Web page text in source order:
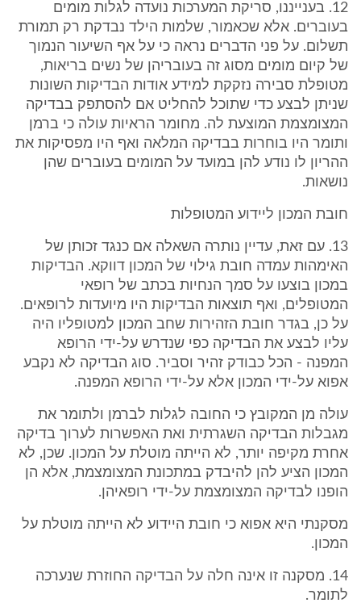
12. בענייננו, סריקת המערכות נועדה לגלות מומים
בעוברים. אלא שכאמור, שלמות הילד נבדקת רק תמורת
תשלום. על פני הדברים נראה כי על אף השיעור הנמוך
של קיום מומים מסוג זה בעובריהן של נשים בריאות,
מטופלת סבירה נזקקת למידע אודות הבדיקות השונות
שניתן לבצע כדי שתוכל להחליט אם להסתפק בבדיקה
המצומצמת המוצעת לה. מחומר הראיות עולה כי ברמן
ותומר היו בוחרות בבדיקה המלאה ואף היו מפסיקות את
ההריון לו נודע להן במועד על המומים בעוברים שהן
נושאות.
חובת המכון ליידוע המטופלות
13. עם זאת, עדיין נותרה השאלה אם כנגד זכותן של
האימהות עמדה חובת גילוי של המכון דווקא. הבדיקות
במכון בוצעו על סמך הנחיות בכתב של רופאי
המטופלים, ואף תוצאות הבדיקות היו מיועדות לרופאים.
על כן, בגדר חובת הזהירות שחב המכון למטופליו היה
עליו לבצע את הבדיקה כפי שנדרש על-ידי הרופא
המפנה - הכל כבודק זהיר וסביר. סוג הבדיקה לא נקבע
אפוא על-ידי המכון אלא על-ידי הרופא המפנה.
עולה מן המקובץ כי החובה לגלות לברמן ולתומר את
מגבלות הבדיקה השגרתית ואת האפשרות לערוך בדיקה
אחרת מקיפה יותר, לא הייתה מוטלת על המכון. שכן, לא
המכון הציע להן להיבדק במתכונת המצומצמת, אלא הן
הופנו לבדיקה המצומצמת על-ידי רופאיהן.
מסקנתי היא אפוא כי חובת היידוע לא הייתה מוטלת על
המכון.
14. מסקנה זו אינה חלה על הבדיקה החוזרת שנערכה
לתומר.